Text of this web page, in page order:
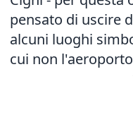
pensato di uscire
alcuni luoghi
cui non